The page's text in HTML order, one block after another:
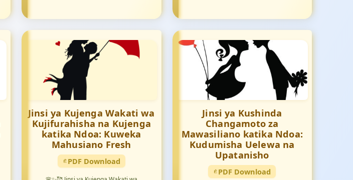
Jinsi ya Kujenga Wakati wa
Kujifurahisha na Kujenga
katika Ndoa: Kuweka
Mahusiano Fresh
PDF Download
Jinsi ya Kushinda
Changamoto za
Mawasiliano katika Ndoa:
Kudumisha Uelewa na
Upatanisho
PDF Download